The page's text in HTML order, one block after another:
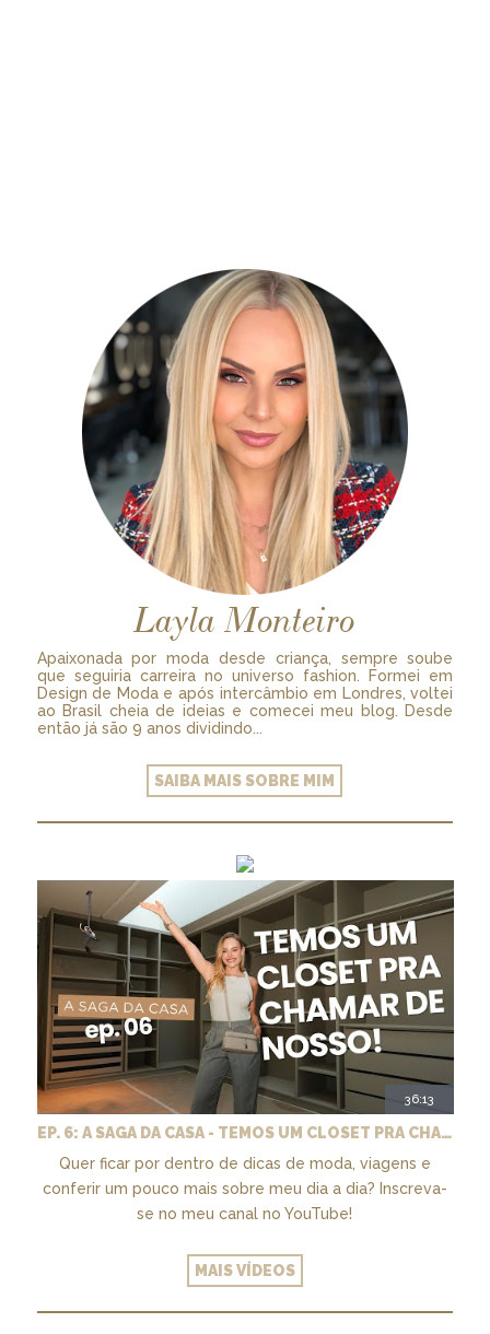
Layla Monteiro
Apaixonada por moda desde criança, sempre soube
que seguiria carreira no universo fashion. Formei em
Design de Moda e após intercâmbio em Londres, voltei
ao Brasil cheia de ideias e comecei meu blog. Desde
então já são 9 anos dividindo...
SAIBA MAIS SOBRE MIM
36:13
EP. 6: A SAGA DA CASA - TEMOS UM CLOSET PRA CHAMAR DE NOSSO + MARCENARIA E PAISAGISMO
Quer ficar por dentro de dicas de moda, viagens e
conferir um pouco mais sobre meu dia a dia? Inscreva-
se no meu canal no YouTube!
MAIS VÍDEOS